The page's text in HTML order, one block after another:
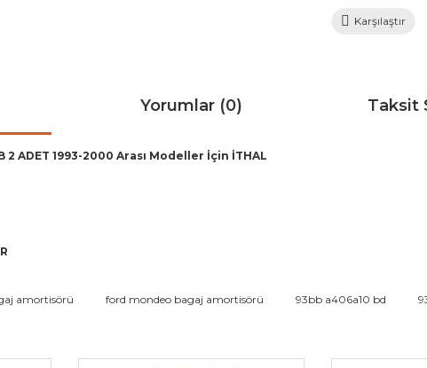
Karşılaştır
Yorumlar (0) Taksit
ADET 1993-2000 Arası Modeller İçin İTHAL
açıklamalarında ve diğer konularda yetersiz gördüğünüz noktaları
görüntülenemiyor.
amortisörü ford mondeo bagaj amortisörü 93bb a406a10 bd